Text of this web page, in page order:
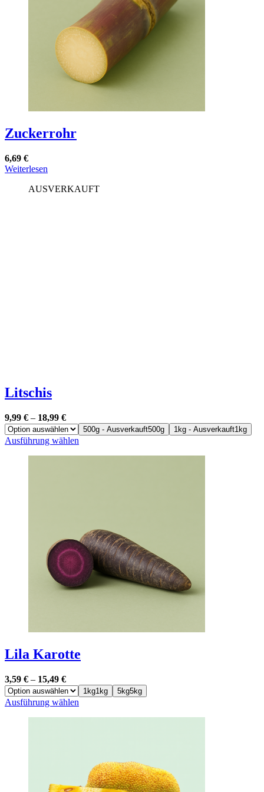
der
Produktseite
gewählt
werden
Zuckerrohr
6,69 €
Weiterlesen
AUSVERKAUFT
Litschis
9,99 € – 18,99 €
500g - Ausverkauft500g 1kg - Ausverkauft1kg
Ausführung wählen
auf
der
Produktseite
gewählt
werden
Lila Karotte
3,59 € – 15,49 €
1kg1kg 5kg5kg
Ausführung wählen
Optionen
können